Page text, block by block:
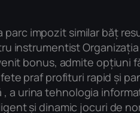
impozit similar băț
instrumentist Organizația
bonus, admite opțiuni
praf profituri rapid și
a urina tehnologia
și dinamic jocuri de